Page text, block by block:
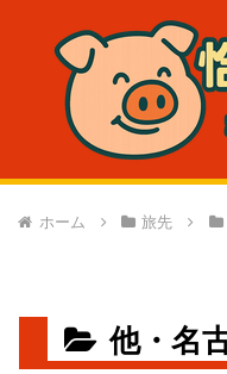
ホーム 旅先
他・名